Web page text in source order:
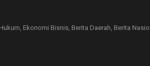
Ekonomi Bisnis, Berita Daerah, Berita